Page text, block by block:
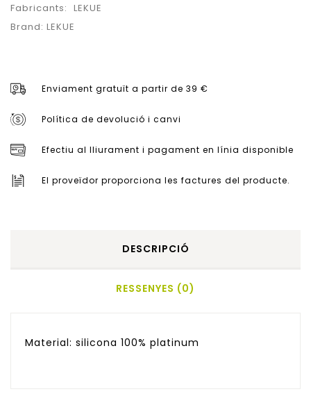
Fabricants: LEKUE
Brand: LEKUE
Enviament gratuït a partir de 39 €
Política de devolució i canvi
Efectiu al lliurament i pagament en línia disponible
El proveïdor proporciona les factures del producte.
DESCRIPCIÓ
RESSENYES (0)
Material: silicona 100% platinum